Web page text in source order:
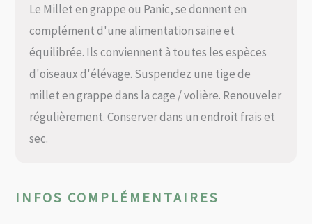
Le Millet en grappe ou Panic, se donnent en
complément d'une alimentation saine et
équilibrée. Ils conviennent à toutes les espèces
d'oiseaux d'élévage. Suspendez une tige de
millet en grappe dans la cage / volière. Renouveler
régulièrement. Conserver dans un endroit frais et
sec.
INFOS COMPLÉMENTAIRES